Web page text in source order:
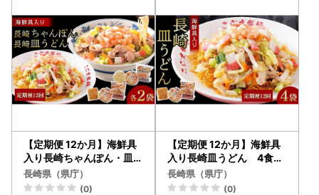
【定期便 12か月】海鮮具
入り長崎ちゃんぽん・皿う
どん 各２食セット＜こじ
ま製麺＞
長崎県（県庁）
(0)
【定期便 12か月】海鮮具
入り長崎皿うどん 4食セ
ット＜こじま製麺＞
長崎県（県庁）
(0)